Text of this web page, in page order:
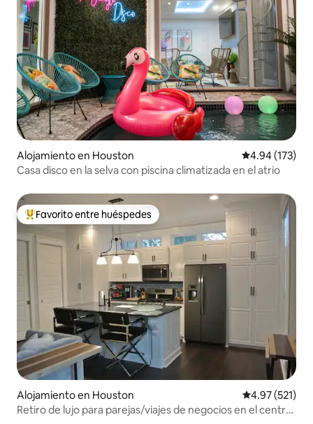
Alojamiento en Houston Calificación
4.94 (173)
Casa disco en la selva con piscina climatizada en el atrio
Favorito entre huéspedes preferido
Favorito entre huéspedes
Alojamiento en Houston Calificación
4.97 (521)
Retiro de lujo para parejas/viajes de negocios en el centro